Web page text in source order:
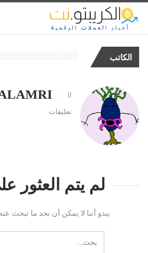
الكاتب
0 المشاركات
تعليقات
لم يتم العثور
يبدو أننا لا يمكن أن نجد ما تبحث